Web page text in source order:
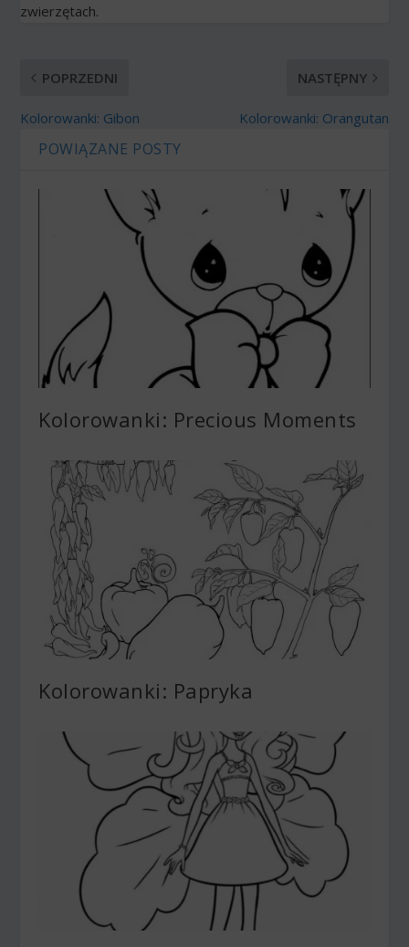
zwierzętach.
POPRZEDNI
Kolorowanki: Gibon
NASTĘPNY
Kolorowanki: Orangutan
POWIĄZANE POSTY
Kolorowanki: Precious Moments
Kolorowanki: Papryka